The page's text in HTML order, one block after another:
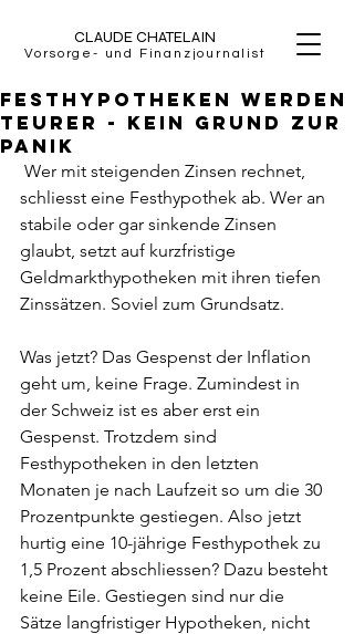
CLAUDE CHATELAIN
Vorsorge- und Finanzjournalist
Festhypotheken werden
teurer - kein Grund zur
Panik
schliesst eine Festhypothek ab. Wer an
stabile oder gar sinkende Zinsen
glaubt, setzt auf kurzfristige
Geldmarkthypotheken mit ihren tiefen
Zinssätzen. Soviel zum Grundsatz.
Was jetzt? Das Gespenst der Inflation
geht um, keine Frage. Zumindest in
der Schweiz ist es aber erst ein
Gespenst. Trotzdem sind
Festhypotheken in den letzten
Monaten je nach Laufzeit so um die 30
Prozentpunkte gestiegen. Also jetzt
hurtig eine 10-jährige Festhypothek zu
1,5 Prozent abschliessen? Dazu besteht
keine Eile. Gestiegen sind nur die
Sätze langfristiger Hypotheken, nicht